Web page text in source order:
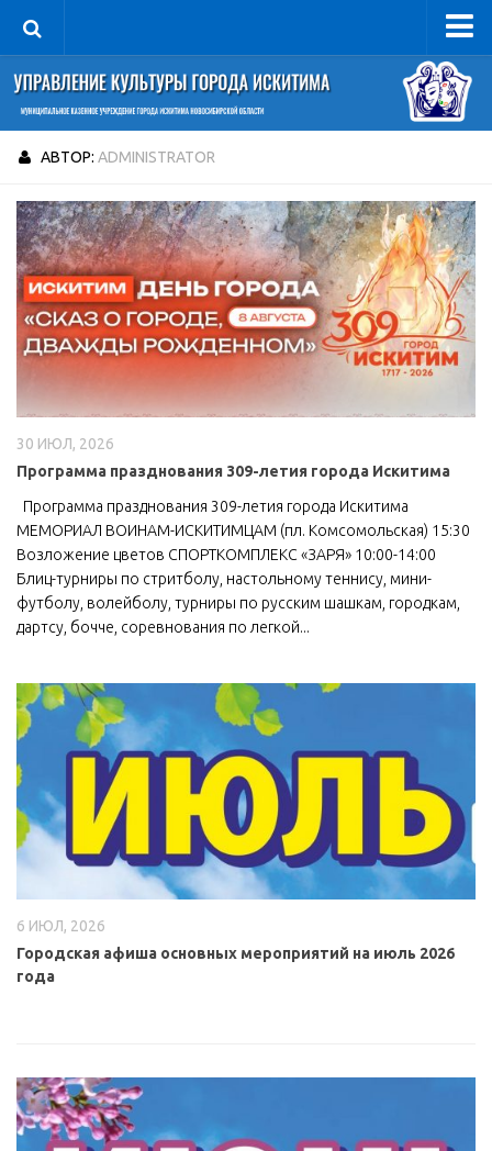
Управление
Руководитель
Сведения об организации
Книга почета культуры
Фотогалерея
Документы
Учредительные документы
Противодействие коррупции
Отчеты о деятельности
Учреждения культуры
МБУ Дом культуры «Молодость»
МБУ Дом культуры «Октябрь»
МБОУ ДО «Детская школа искусств»
МБОУ ДО «Детская музыкальная школа»
музей»
МБУ Парк культуры и отдыха им. И.В. Коротеева
МБУК «Централизованная библиотечная система»
ДК «Россия»
Афиша
Независимая оценка качества
Контакты
АВТОР: ADMINISTRATOR
30 ИЮЛ, 2026
Программа празднования 309-летия города Искитима
Программа празднования 309-летия города Искитима
МЕМОРИАЛ ВОИНАМ-ИСКИТИМЦАМ (пл. Комсомольская) 15:30
Возложение цветов СПОРТКОМПЛЕКС «ЗАРЯ» 10:00-14:00
Блиц-турниры по стритболу, настольному теннису, мини-
футболу, волейболу, турниры по русским шашкам, городкам,
дартсу, бочче, соревнования по легкой...
6 ИЮЛ, 2026
Городская афиша основных мероприятий на июль 2026
года